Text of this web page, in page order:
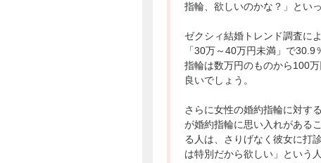
指輪、欲しいのかな？」とい
ゼクシィ結婚トレンド調査に
「30万～40万円未満」で
指輪は数万円のものから100
良いでしょう。
さらに女性の婚約指輪に対す
が婚約指輪に思い入れがある
る人は、さりげなく彼女に打
は特別だから欲しい」という